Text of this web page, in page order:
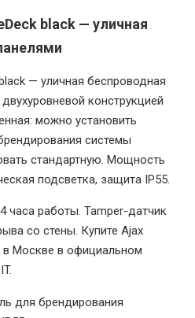
black — уличная
— уличная беспроводная
конструкцией
можно установить
системы
стандартную. Мощность
подсветка, защита IP55.
часа работы. Tamper-датчик
со стены. Купите Ajax
в Москве в официальном
для брендирования